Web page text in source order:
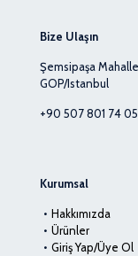
Bize Ulaşın
Şemsipaşa
GOP/Istanbul
+90 507 801 74 05
Kurumsal
Hakkımızda
Ürünler
Giriş Yap/Üye Ol